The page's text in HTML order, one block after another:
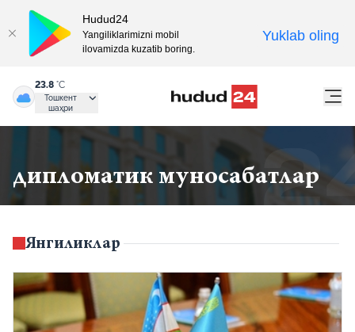
23.8 °C
Тошкент
шаҳри
дипломатик муносабатлар
Янгиликлар
Hudud24
Yangiliklarimizni mobil
ilovamizda kuzatib boring.
Yuklab oling